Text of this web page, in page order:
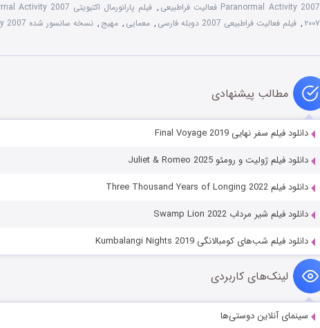
Paranormal Activity 2007 فعالیت فراطبیعی
, فیلم پارانورمال اکتیویتی Paranormal Activity 2007
۲۰۰۷ , فیلم فعالیت فراطبیعی 2007 دوبله فارسی , معمایی , مهیج , نسخه سانسور شده Paranormal Activity 2007
مطالب پیشنهادی
دانلود فیلم سفر نهایی Final Voyage 2019
دانلود فیلم ژولیت و رومئو Juliet & Romeo 2025
دانلود فیلم Three Thousand Years of Longing 2022
دانلود فیلم شیر مرداب Swamp Lion 2022
دانلود فیلم شب‌های کومبالانگی Kumbalangi Nights 2019
لینک‌های کاربردی
سینمای آنلاین دوستی‌ها